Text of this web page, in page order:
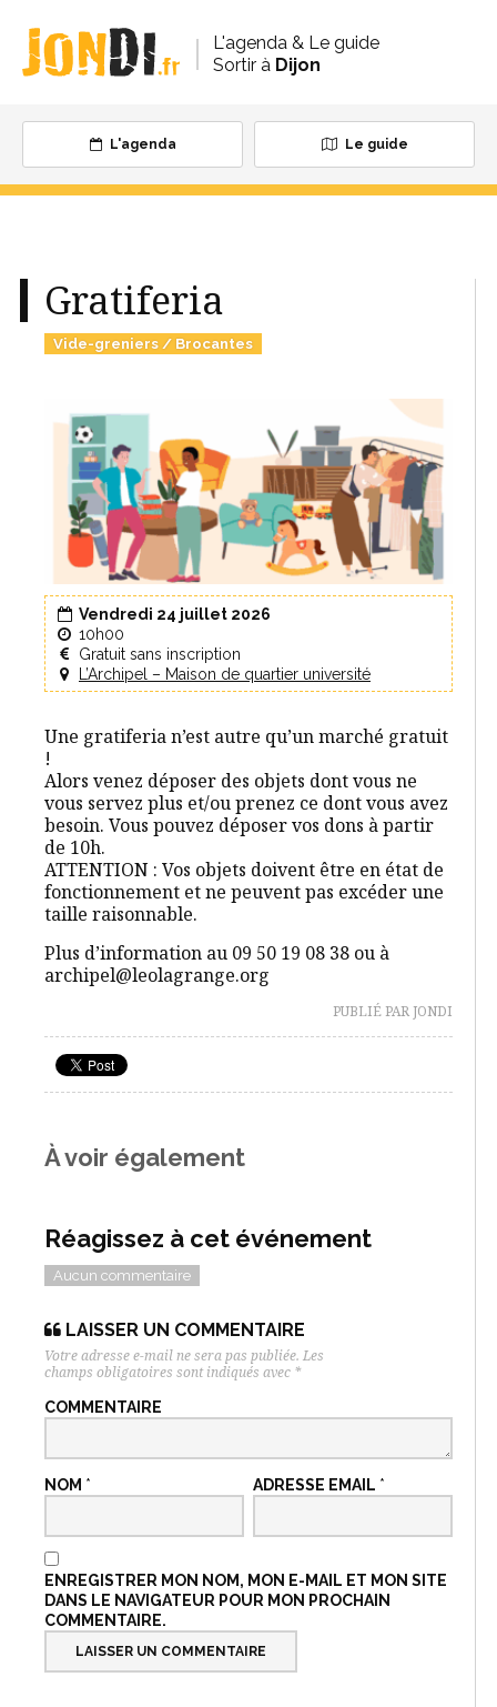
L'agenda & Le guide
Sortir à Dijon
Le guide
L'agenda
Gratiferia
Vide-greniers / Brocantes
Vendredi 24 juillet 2026
10h00
Gratuit sans inscription
L’Archipel – Maison de quartier université
Une gratiferia n’est autre qu’un marché gratuit
!
Alors venez déposer des objets dont vous ne
vous servez plus et/ou prenez ce dont vous avez
besoin. Vous pouvez déposer vos dons à partir
de 10h.
ATTENTION : Vos objets doivent être en état de
fonctionnement et ne peuvent pas excéder une
taille raisonnable.
Plus d’information au 09 50 19 08 38 ou à
archipel@leolagrange.org
PUBLIÉ PAR JONDI
À voir également
Réagissez à cet événement
Aucun commentaire
LAISSER UN COMMENTAIRE
Votre adresse e-mail ne sera pas publiée. Les
champs obligatoires sont indiqués avec *
COMMENTAIRE
NOM * ADRESSE EMAIL *
ENREGISTRER MON NOM, MON E-MAIL ET MON SITE
DANS LE NAVIGATEUR POUR MON PROCHAIN
COMMENTAIRE.